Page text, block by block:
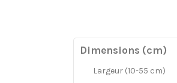
Dimensions (cm)
Largeur (10-55 cm)